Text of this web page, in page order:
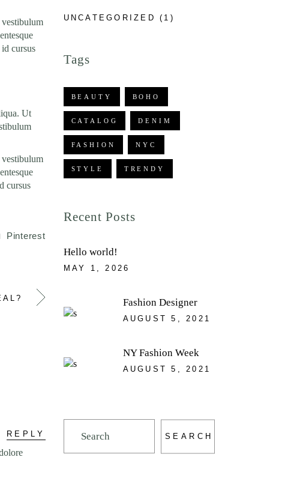
vestibulum
cursus
Ut
vestibulum
cursus
Pinterest
REPLY
UNCATEGORIZED (1)
Tags
BEAUTY BOHO
CATALOG DENIM
FASHION NYC
STYLE TRENDY
Recent Posts
Hello world!
MAY 1, 2026
Fashion Designer
AUGUST 5, 2021
NY Fashion Week
AUGUST 5, 2021
Search
SEARCH